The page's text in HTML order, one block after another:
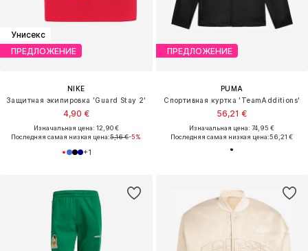
Унисекс
ПРЕДЛОЖЕНИЕ
NIKE
Защитная экипировка 'Guard Stay 2'
4,90 €
Изначальная цена: 12,90 €
Последняя самая низкая цена:5,16 €-5%
+1
ПРЕДЛОЖЕНИЕ
PUMA
Спортивная куртка 'TeamAdditions'
56,21 €
Изначальная цена: 74,95 €
Последняя самая низкая цена:56,21 €